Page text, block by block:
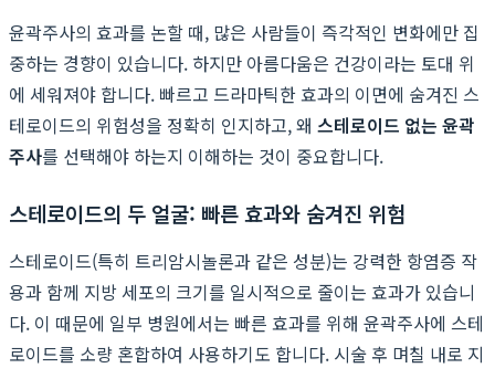
윤곽주사의 효과를 논할 때, 많은 사람들이 즉각적인 변화에만 집
중하는 경향이 있습니다. 하지만 아름다움은 건강이라는 토대 위
에 세워져야 합니다. 빠르고 드라마틱한 효과의 이면에 숨겨진 스
테로이드의 위험성을 정확히 인지하고, 왜 스테로이드 없는 윤곽
주사를 선택해야 하는지 이해하는 것이 중요합니다.
스테로이드의 두 얼굴: 빠른 효과와 숨겨진 위험
스테로이드(특히 트리암시놀론과 같은 성분)는 강력한 항염증 작
용과 함께 지방 세포의 크기를 일시적으로 줄이는 효과가 있습니
다. 이 때문에 일부 병원에서는 빠른 효과를 위해 윤곽주사에 스테
로이드를 소량 혼합하여 사용하기도 합니다. 시술 후 며칠 내로 지